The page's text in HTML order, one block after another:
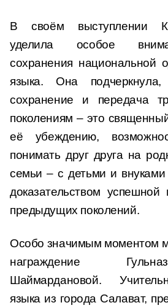
В своём выступлении
уделила особое
сохранения национальной
языка. Она
сохранение и передача
поколениям – это
её убеждению,
понимать друг друга на
семьи – с детьми и
доказательством успешной
предыдущих поколений.
Особо значимым моментом
награждение
Шаймардановой.
языка из города Салават,